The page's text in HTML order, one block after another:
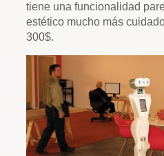
tiene una funcionalidad
estético mucho más
300$.